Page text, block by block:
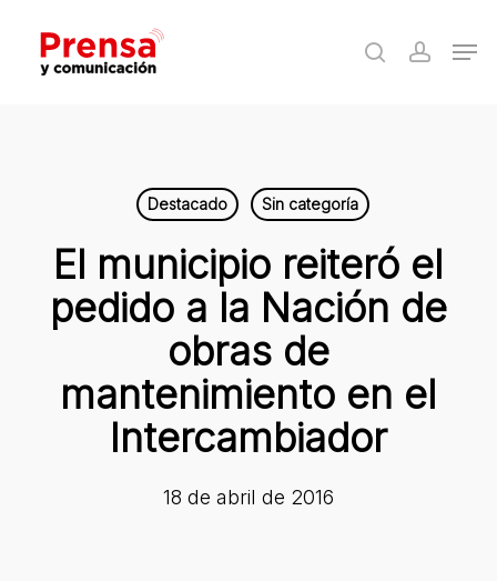
main
search
Destacado Sin categoría
El municipio reiteró el
pedido a la Nación de
obras de
mantenimiento en el
Intercambiador
18 de abril de 2016